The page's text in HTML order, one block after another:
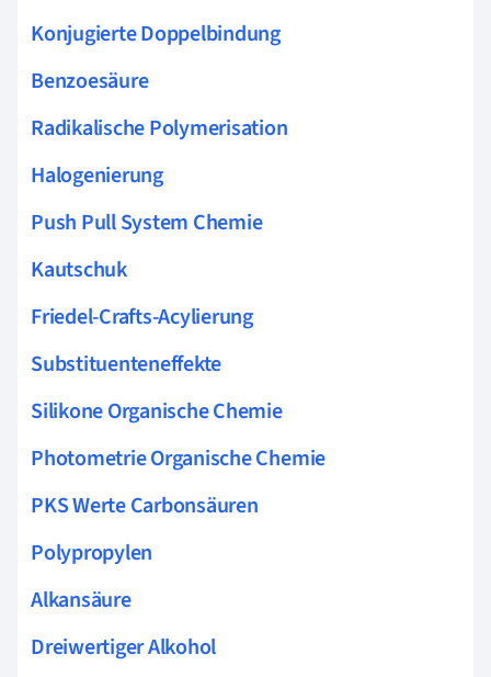
Konjugierte Doppelbindung
Benzoesäure
Radikalische Polymerisation
Halogenierung
Push Pull System Chemie
Kautschuk
Friedel-Crafts-Acylierung
Substituenteneffekte
Silikone Organische Chemie
Photometrie Organische Chemie
PKS Werte Carbonsäuren
Polypropylen
Alkansäure
Dreiwertiger Alkohol